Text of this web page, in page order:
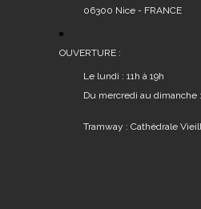
06300 Nice - FRANCE
OUVERTURE :
Le lundi : 11h à 19h
Du mercredi au dimanche :
Tramway : Cathédrale